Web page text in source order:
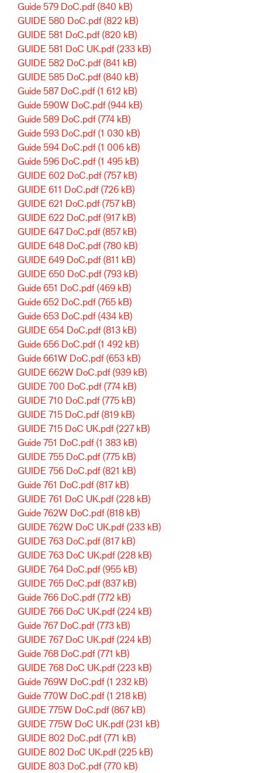
Guide 579 DoC.pdf (840 kB)
GUIDE 580 DoC.pdf (822 kB)
GUIDE 581 DoC.pdf (820 kB)
GUIDE 581 DoC UK.pdf (233 kB)
GUIDE 582 DoC.pdf (841 kB)
GUIDE 585 DoC.pdf (840 kB)
Guide 587 DoC.pdf (1 612 kB)
Guide 590W DoC.pdf (944 kB)
Guide 589 DoC.pdf (774 kB)
Guide 593 DoC.pdf (1 030 kB)
Guide 594 DoC.pdf (1 006 kB)
Guide 596 DoC.pdf (1 495 kB)
GUIDE 602 DoC.pdf (757 kB)
GUIDE 611 DoC.pdf (726 kB)
GUIDE 621 DoC.pdf (757 kB)
GUIDE 622 DoC.pdf (917 kB)
GUIDE 647 DoC.pdf (857 kB)
GUIDE 648 DoC.pdf (780 kB)
GUIDE 649 DoC.pdf (811 kB)
GUIDE 650 DoC.pdf (793 kB)
Guide 651 DoC.pdf (469 kB)
Guide 652 DoC.pdf (765 kB)
Guide 653 DoC.pdf (434 kB)
GUIDE 654 DoC.pdf (813 kB)
Guide 656 DoC.pdf (1 492 kB)
Guide 661W DoC.pdf (653 kB)
GUIDE 662W DoC.pdf (939 kB)
GUIDE 700 DoC.pdf (774 kB)
GUIDE 710 DoC.pdf (775 kB)
GUIDE 715 DoC.pdf (819 kB)
GUIDE 715 DoC UK.pdf (227 kB)
Guide 751 DoC.pdf (1 383 kB)
GUIDE 755 DoC.pdf (775 kB)
GUIDE 756 DoC.pdf (821 kB)
Guide 761 DoC.pdf (817 kB)
GUIDE 761 DoC UK.pdf (228 kB)
Guide 762W DoC.pdf (818 kB)
GUIDE 762W DoC UK.pdf (233 kB)
GUIDE 763 DoC.pdf (817 kB)
GUIDE 763 DoC UK.pdf (228 kB)
GUIDE 764 DoC.pdf (955 kB)
GUIDE 765 DoC.pdf (837 kB)
Guide 766 DoC.pdf (772 kB)
GUIDE 766 DoC UK.pdf (224 kB)
Guide 767 DoC.pdf (773 kB)
GUIDE 767 DoC UK.pdf (224 kB)
Guide 768 DoC.pdf (771 kB)
GUIDE 768 DoC UK.pdf (223 kB)
Guide 769W DoC.pdf (1 232 kB)
Guide 770W DoC.pdf (1 218 kB)
GUIDE 775W DoC.pdf (867 kB)
GUIDE 775W DoC UK.pdf (231 kB)
GUIDE 802 DoC.pdf (771 kB)
GUIDE 802 DoC UK.pdf (225 kB)
GUIDE 803 DoC.pdf (770 kB)